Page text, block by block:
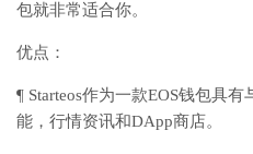
包就非常适合你。
优点：
¶ Starteos作为一款EOS钱包具
能，行情资讯和DApp商店。